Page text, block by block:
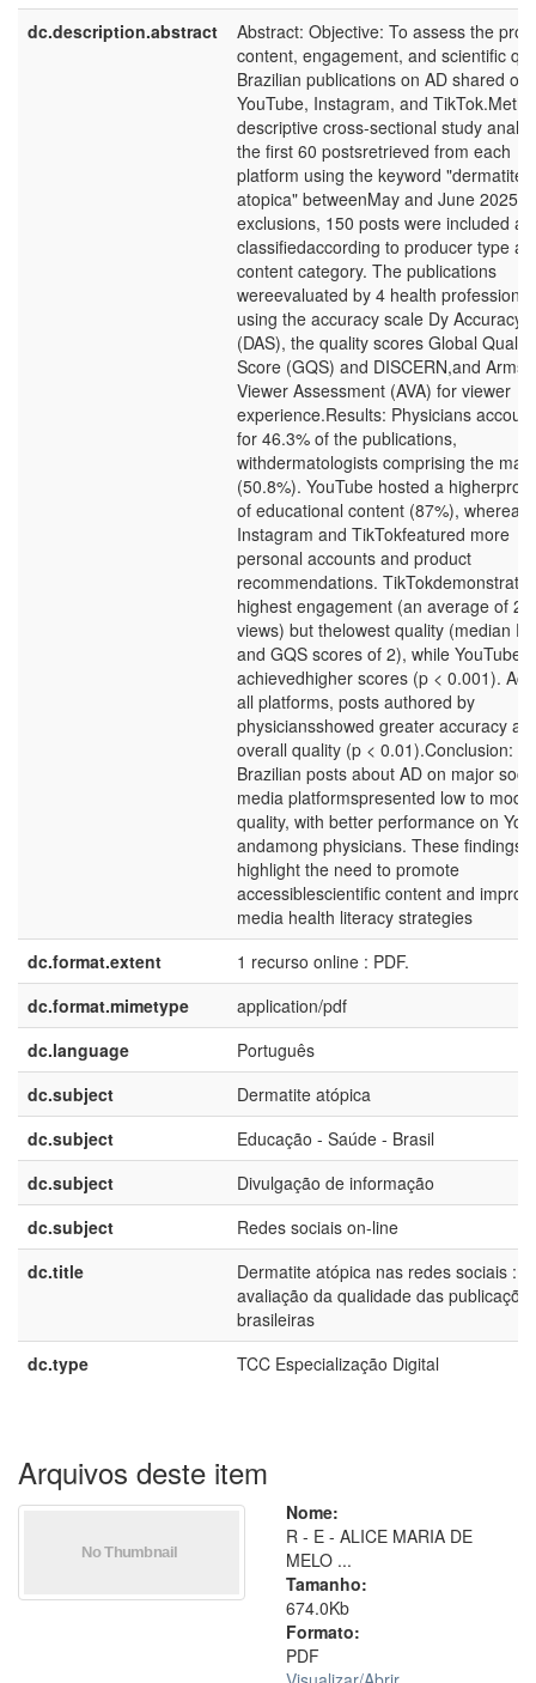
dc.description.abstract
Abstract: Objective: To assess the
content, engagement, and scientific
Brazilian publications on AD shared on
YouTube, Instagram, and
descriptive cross-sectional study
the first 60 postsretrieved from each
platform using the keyword "dermatite
atopica" betweenMay and June 2025.
exclusions, 150 posts were included
classifiedaccording to producer type
content category. The publications
wereevaluated by 4 health
using the accuracy scale Dy
(DAS), the quality scores Global Quality
Score (GQS) and DISCERN,and
Viewer Assessment (AVA) for viewer
experience.Results: Physicians
for 46.3% of the publications,
withdermatologists comprising the
(50.8%). YouTube hosted a
of educational content (87%), whereas
Instagram and TikTokfeatured more
personal accounts and product
recommendations.
highest engagement (an average of
views) but thelowest quality (median
and GQS scores of 2), while YouTube
achievedhigher scores (p < 0.001).
all platforms, posts authored by
physiciansshowed greater accuracy
overall quality (p < 0.01).Conclusion:
Brazilian posts about AD on major
media platformspresented low to
quality, with better performance on
andamong physicians. These findings
highlight the need to promote
accessiblescientific content and
media health literacy strategies
dc.format.extent
1 recurso online : PDF.
dc.format.mimetype
application/pdf
dc.language
Português
dc.subject
Dermatite atópica
dc.subject
Educação - Saúde - Brasil
dc.subject
Divulgação de informação
dc.subject
Redes sociais on-line
dc.title
Dermatite atópica nas redes sociais :
avaliação da qualidade das
brasileiras
dc.type
TCC Especialização Digital
Arquivos deste item
Nome:
R - E - ALICE MARIA DE
MELO ...
Tamanho:
674.0Kb
Formato:
PDF